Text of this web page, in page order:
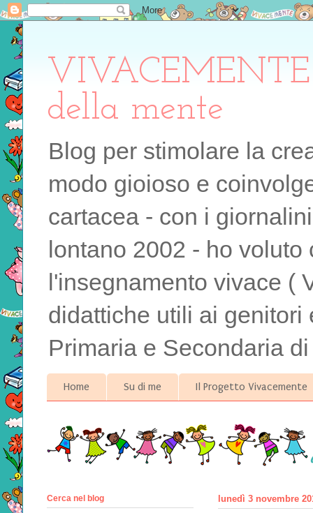
della mente
Blog per stimolare la
modo gioioso e
cartacea - con i
lontano 2002 - ho
l'insegnamento vivace (
didattiche utili ai
Primaria e Secondaria
Home Su di me Il Progetto Vivacemente
lunedì 3 novembre
Cerca nel blog